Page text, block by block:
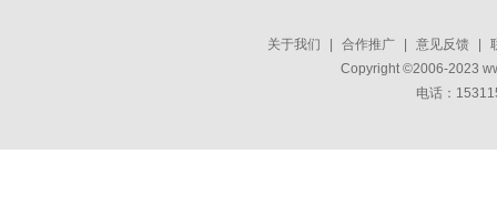
关于我们 合作推广 意见反馈
Copyright ©2006-2023
电话：